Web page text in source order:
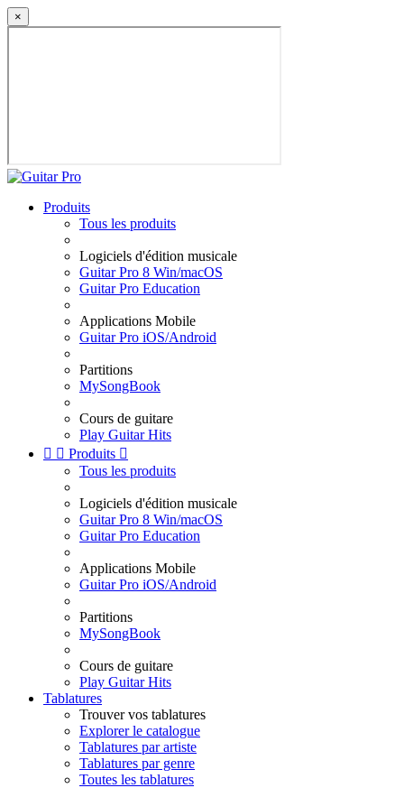
×
Produits
Tous les produits
Logiciels d'édition musicale
Guitar Pro 8 Win/macOS
Guitar Pro Education
Applications Mobile
Guitar Pro iOS/Android
Partitions
MySongBook
Cours de guitare
Play Guitar Hits
  Produits 
Tous les produits
Logiciels d'édition musicale
Guitar Pro 8 Win/macOS
Guitar Pro Education
Applications Mobile
Guitar Pro iOS/Android
Partitions
MySongBook
Cours de guitare
Play Guitar Hits
Tablatures
Trouver vos tablatures
Explorer le catalogue
Tablatures par artiste
Tablatures par genre
Toutes les tablatures